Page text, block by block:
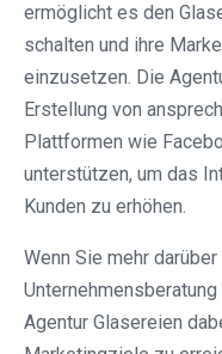
ermöglicht es den
schalten und ihre
einzusetzen. Die
Erstellung von
Plattformen wie
unterstützen, um das
Kunden zu erhöhen.
Wenn Sie mehr
Agentur Glasereien